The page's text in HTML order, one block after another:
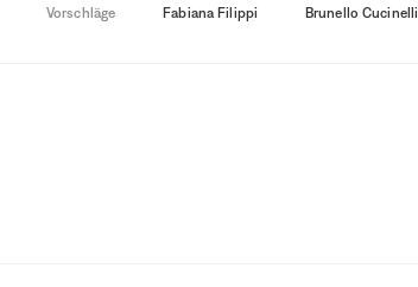
Vorschläge Fabiana Filippi Brunello Cucinelli